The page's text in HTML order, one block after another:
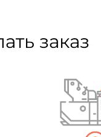
заказ